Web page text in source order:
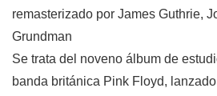
remasterizado por James Guthrie,
Grundman
Se trata del noveno álbum de
banda británica Pink Floyd,